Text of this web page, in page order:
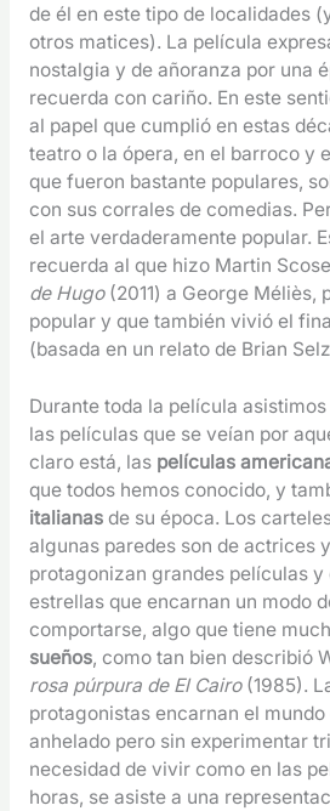
de él en este tipo de localidades
otros matices). La película
nostalgia y de añoranza por una
recuerda con cariño. En este
al papel que cumplió en estas
teatro o la ópera, en el barroco y
que fueron bastante populares,
con sus corrales de comedias.
el arte verdaderamente popular.
recuerda al que hizo Martin
de Hugo(2011) a George Méliès,
popular y que también vivió el
(basada en un relato de Brian
Durante toda la película
las películas que se veían por
claro está, las películas
que todos hemos conocido, y
italianasde su época. Los
algunas paredes son de actrices
protagonizan grandes películas y
estrellas que encarnan un modo
comportarse, algo que tiene
sueños, como tan bien describió
rosa púrpura de El Cairo(1985).
protagonistas encarnan el
anhelado pero sin experimentar
necesidad de vivir como en las
horas, se asiste a una